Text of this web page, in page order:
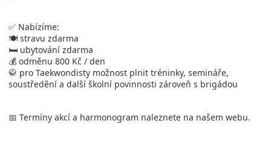
✅ Nabízíme:
🍽️ stravu zdarma
🛏️ ubytování zdarma
💰 odměnu 800 Kč / den
🥋 pro Taekwondisty možnost plnit tréninky, semináře,
soustředění a další školní povinnosti zároveň s brigádou
📅 Termíny akcí a harmonogram naleznete na našem webu.